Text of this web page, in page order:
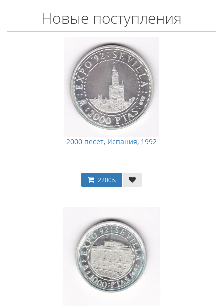
Новые поступления
2000 песет, Испания, 1992
2200р.